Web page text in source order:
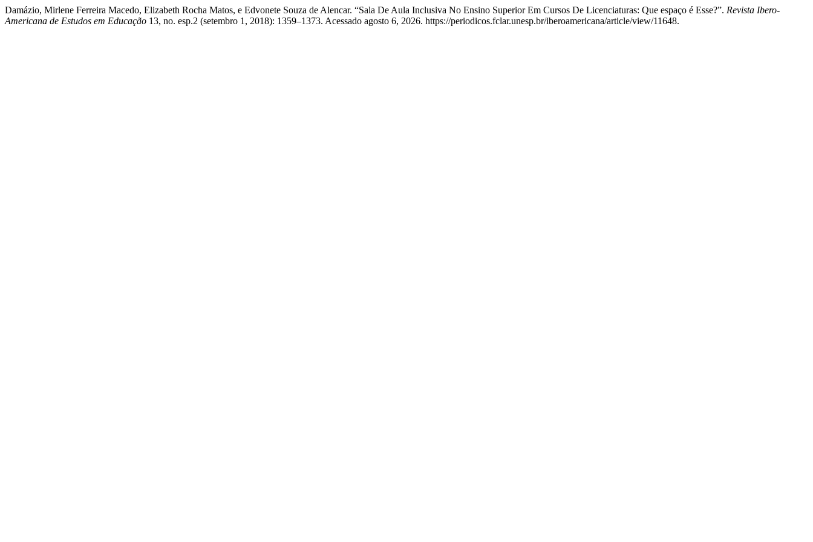
Damázio, Mirlene Ferreira Macedo, Elizabeth Rocha Matos, e Edvonete Souza de Alencar. “Sala De Aula Inclusiva No Ensino Superior Em Cursos De Licenciaturas: Que espaço é Esse?”. Revista Ibero-
Americana de Estudos em Educação 13, no. esp.2 (setembro 1, 2018): 1359–1373. Acessado agosto 6, 2026. https://periodicos.fclar.unesp.br/iberoamericana/article/view/11648.